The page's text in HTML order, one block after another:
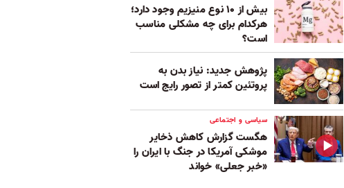
بیش از ۱۰ نوع منیزیم وجود دارد؛
هر‌کدام برای چه مشکلی مناسب‌
است؟
پژوهش جدید: نیاز بدن به
پروتئین کمتر از تصور رایج است
سیاسی و اجتماعی
هگست گزارش کاهش ذخایر
موشکی آمریکا در جنگ با ایران را
«خبر جعلی» خواند